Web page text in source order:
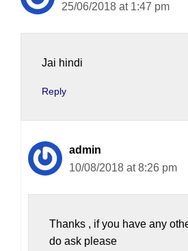
25/06/2018 at 1:47 pm
Jai hindi
Reply
admin
10/08/2018 at 8:26 pm
Thanks , if you have any
do ask please